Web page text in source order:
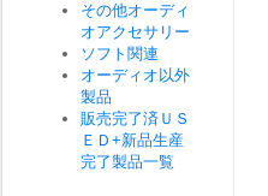
その他オーディ
オアクセサリー
ソフト関連
オーディオ以外
製品
販売完了済ＵＳ
ＥＤ+新品生産
完了製品一覧